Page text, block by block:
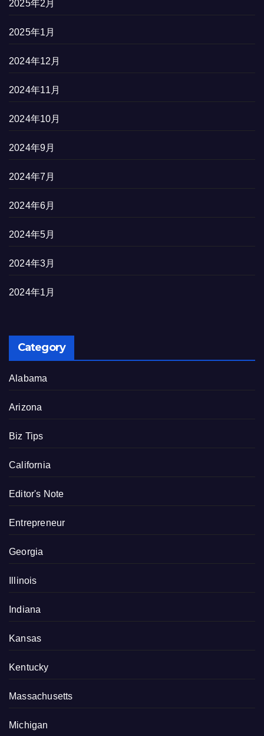
2025年2月
2025年1月
2024年12月
2024年11月
2024年10月
2024年9月
2024年7月
2024年6月
2024年5月
2024年3月
2024年1月
Category
Alabama
Arizona
Biz Tips
California
Editor's Note
Entrepreneur
Georgia
Illinois
Indiana
Kansas
Kentucky
Massachusetts
Michigan